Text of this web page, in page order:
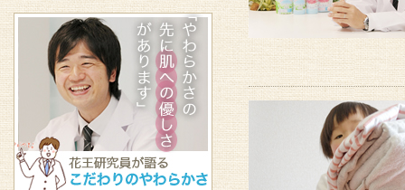
しました。
2012/4/2
『ハグ育』してますか？ふれあい写真コン
テスト開催中！
2012/2/12
旬のアイテム「接結天竺」をUPしまし
2011/11/27
ハグ育プレゼントキャンペーンは終了いた
しました。沢山のご応募ありがとうござい
ました。